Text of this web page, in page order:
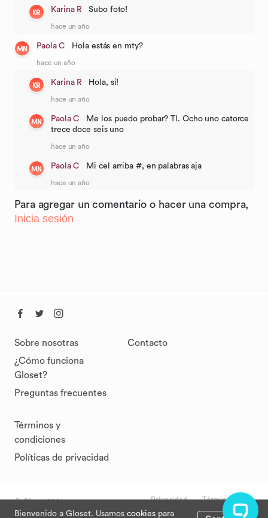
Bienvenido a Gloset. Usamos cookies para
KR Karina R Subo foto!
hace un año
MN Paola C Hola estás en mty?
hace un año
KR Karina R Hola, si!
hace un año
MN Paola C
Me los puedo probar? Tl. Ocho uno catorce
trece doce seis uno
hace un año
MN Paola C Mi cel arriba #, en palabras aja
hace un año
Para agregar un comentario o hacer una compra,
Inicia sesión
Sobre nosotras
¿Cómo funciona
Gloset?
Preguntas frecuentes
Contacto
Términos y
condiciones
Políticas de privacidad
© Gloset 2021 Privacidad Términos